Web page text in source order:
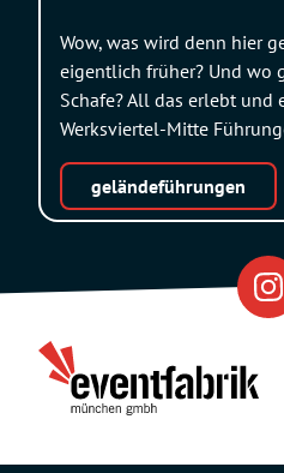
Wow, was wird denn hier
eigentlich früher? Und wo
Schafe? All das erlebt und
Werksviertel-Mitte
geländeführungen